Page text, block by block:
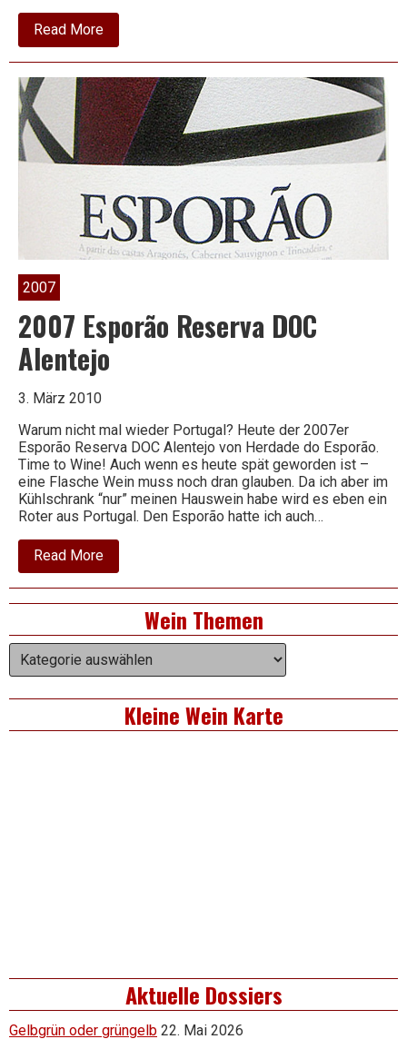
Read Moreabout
2020
Esporão
DOC
Alentejo
2007
2007 Esporão Reserva DOC
Alentejo
3. März 2010
Warum nicht mal wieder Portugal? Heute der 2007er
Esporão Reserva DOC Alentejo von Herdade do Esporão.
Time to Wine! Auch wenn es heute spät geworden ist –
eine Flasche Wein muss noch dran glauben. Da ich aber im
Kühlschrank “nur” meinen Hauswein habe wird es eben ein
Roter aus Portugal. Den Esporão hatte ich auch…
Read Moreabout
2007
Esporão
Alentejo
Right
Asides
Wein Themen
Wein
Themen
Kleine Wein Karte
Aktuelle Dossiers
Gelbgrün oder grüngelb 22. Mai 2026